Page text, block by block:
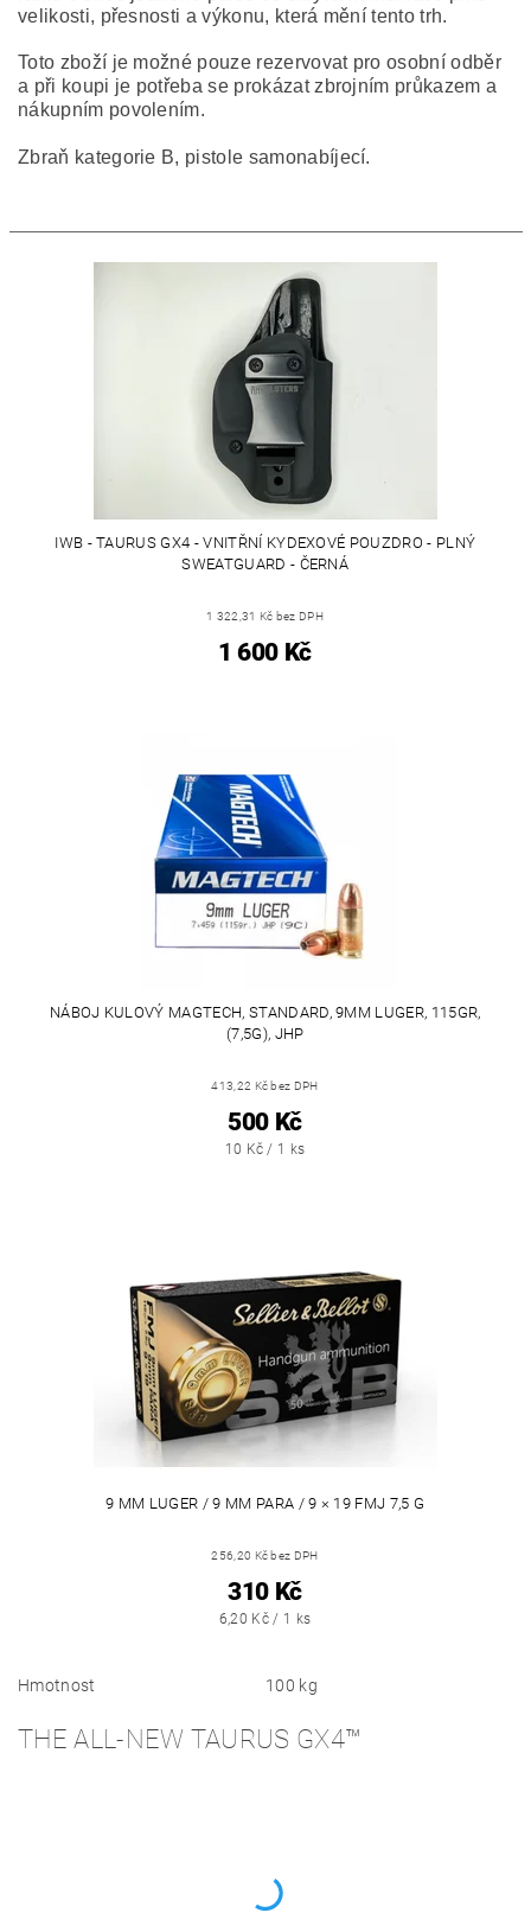
velikosti, přesnosti a výkonu, která mění tento trh.
Toto zboží je možné pouze rezervovat pro osobní odběr
a při koupi je potřeba se prokázat zbrojním průkazem a
nákupním povolením.
Zbraň kategorie B, pistole samonabíjecí.
IWB - TAURUS GX4 - VNITŘNÍ KYDEXOVÉ POUZDRO - PLNÝ
SWEATGUARD - ČERNÁ
1 322,31 Kč bez DPH
1 600 Kč
NÁBOJ KULOVÝ MAGTECH, STANDARD, 9MM LUGER, 115GR,
(7,5G), JHP
413,22 Kč bez DPH
500 Kč
10 Kč / 1 ks
9 MM LUGER / 9 MM PARA / 9 × 19 FMJ 7,5 G
256,20 Kč bez DPH
310 Kč
6,20 Kč / 1 ks
Hmotnost 100 kg
THE ALL-NEW TAURUS GX4™